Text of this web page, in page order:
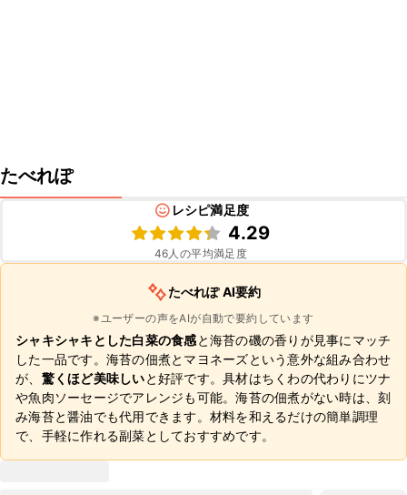
たべれぽ
レシピ満足度
4.29
46人の平均満足度
たべれぽ AI要約
※ユーザーの声をAIが自動で要約しています
シャキシャキとした白菜の食感と海苔の磯の香りが見事にマッチ
した一品です。海苔の佃煮とマヨネーズという意外な組み合わせ
が、 驚くほど美味しいと好評です。具材はちくわの代わりにツナ
や魚肉ソーセージでアレンジも可能。海苔の佃煮がない時は、刻
み海苔と醤油でも代用できます。材料を和えるだけの簡単調理
で、手軽に作れる副菜としておすすめです。